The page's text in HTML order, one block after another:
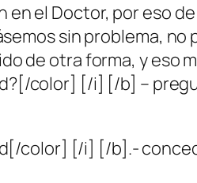
el Doctor, por eso
sin problema,
de otra forma, y eso
color] [/i] [/b] –
color] [/i] [/b].-